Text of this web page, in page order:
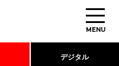
MENU
デジタル